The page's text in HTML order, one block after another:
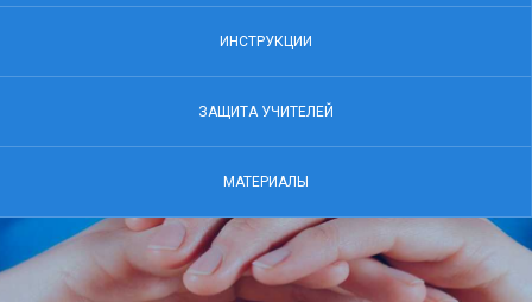
ИНСТРУКЦИИ
ЗАЩИТА УЧИТЕЛЕЙ
МАТЕРИАЛЫ